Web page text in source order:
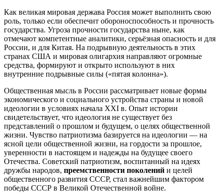
Как великая мировая держава Россия может выполнить свою
роль, только если обеспечит обороноспособность и прочность
государства. Угроза прочности государства ныне, как
отмечают компетентные аналитики, серьёзная опасность и для
России, и для Китая. На подрывную деятельность в этих
странах США и мировая олигархия направляют огромные
средства, формируют и открыто используют в них
внутренние подрывные силы («пятая колонна»).
Общественная мысль в России рассматривает новые формы
экономического и социального устройства страны и новой
идеологии в условиях начала XXI в. Опыт истории
свидетельствует, что идеология не существует без
представлений о прошлом и будущем, о целях общественной
жизни. Чувство патриотизма базируется на идеологии — на
ясной цели общественной жизни, на гордости за прошлое,
уверенности в настоящем и надежды на будущее своего
Отечества. Советский патриотизм, воспитанный на идеях
дружбы народов, преемственности поколений и целей
общественного развития СССР, стал важнейшим фактором
победы СССР в Великой Отечественной войне.